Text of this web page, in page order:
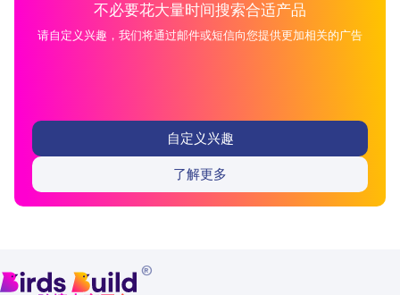
不必要花大量时间搜索合适产品
请自定义兴趣，我们将通过邮件或短信向您提供更加相关的广告
自定义兴趣
了解更多
®